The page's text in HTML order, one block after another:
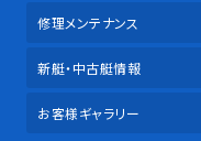
修理メンテナンス
新艇・中古艇情報
お客様ギャラリー